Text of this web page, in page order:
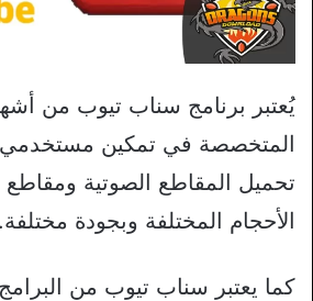
يُعتبر برنامج سناب تيوب من
المتخصصة في تمكين مستخدمي
تحميل المقاطع الصوتية ومقاطع
الأحجام المختلفة وبجودة مختلفة.
كما يعتبر سناب تيوب من البرامج